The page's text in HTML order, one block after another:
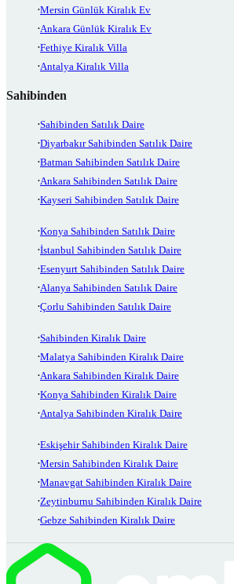
Mersin Günlük Kiralık Ev
Ankara Günlük Kiralık Ev
Fethiye Kiralık Villa
Antalya Kiralık Villa
Sahibinden
Sahibinden Satılık Daire
Diyarbakır Sahibinden Satılık Daire
Batman Sahibinden Satılık Daire
Ankara Sahibinden Satılık Daire
Kayseri Sahibinden Satılık Daire
Konya Sahibinden Satılık Daire
İstanbul Sahibinden Satılık Daire
Esenyurt Sahibinden Satılık Daire
Alanya Sahibinden Satılık Daire
Çorlu Sahibinden Satılık Daire
Sahibinden Kiralık Daire
Malatya Sahibinden Kiralık Daire
Ankara Sahibinden Kiralık Daire
Konya Sahibinden Kiralık Daire
Antalya Sahibinden Kiralık Daire
Eskişehir Sahibinden Kiralık Daire
Mersin Sahibinden Kiralık Daire
Manavgat Sahibinden Kiralık Daire
Zeytinburnu Sahibinden Kiralık Daire
Gebze Sahibinden Kiralık Daire